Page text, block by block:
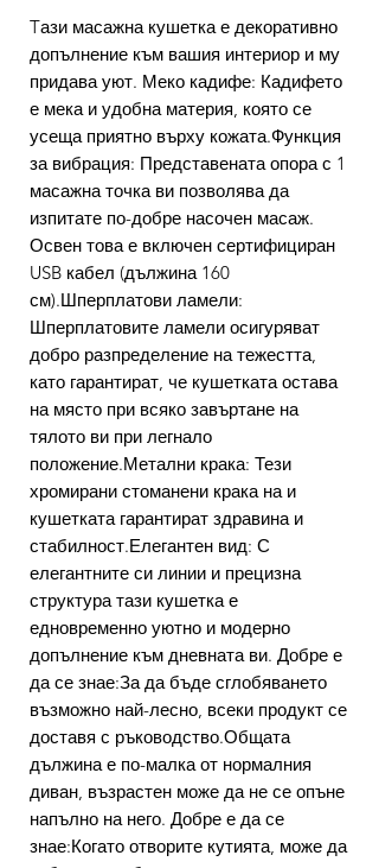
Tази масажна кушетка е декоративно
допълнение към вашия интериор и му
придава уют. Меко кадифе: Кадифето
е мека и удобна материя, която се
усеща приятно върху кожата.Функция
за вибрация: Представената опора с 1
масажна точка ви позволява да
изпитате по-добре насочен масаж.
Освен това е включен сертифициран
USB кабел (дължина 160
см).Шперплатови ламели:
Шперплатовите ламели осигуряват
добро разпределение на тежестта,
като гарантират, че кушетката остава
на място при всяко завъртане на
тялото ви при легнало
положение.Метални крака: Тези
хромирани стоманени крака на и
кушетката гарантират здравина и
стабилност.Елегантен вид: С
елегантните си линии и прецизна
структура тази кушетка е
едновременно уютно и модерно
допълнение към дневната ви. Добре е
да се знае:За да бъде сглобяването
възможно най-лесно, всеки продукт се
доставя с ръководство.Общата
дължина е по-малка от нормалния
диван, възрастен може да не се опъне
напълно на него. Добре е да се
знае:Когато отворите кутията, може да